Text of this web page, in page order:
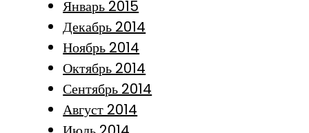
Январь 2015
Декабрь 2014
Ноябрь 2014
Октябрь 2014
Сентябрь 2014
Август 2014